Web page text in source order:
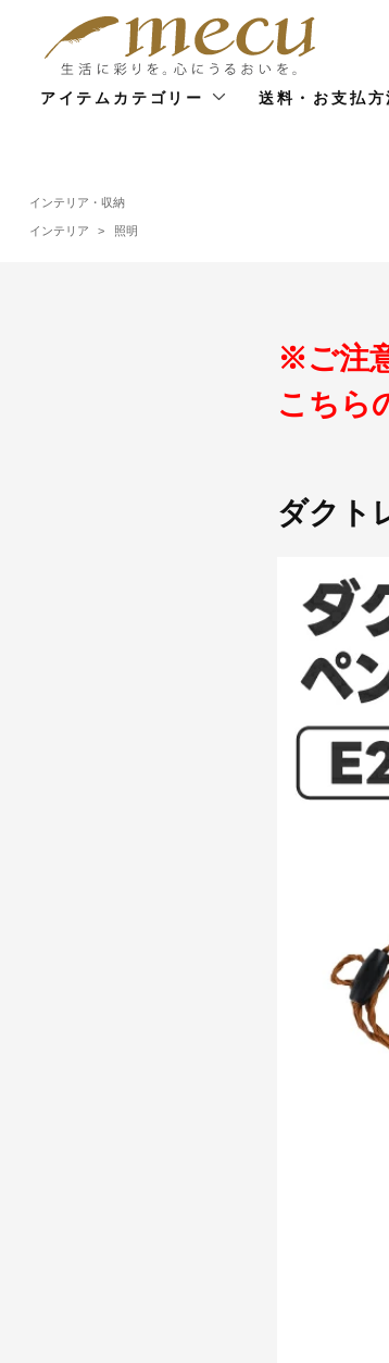
アイテムカテゴリー 送料・お支払方
インテリア・収納
インテリア > 照明
※ご注
こちら
ダクト